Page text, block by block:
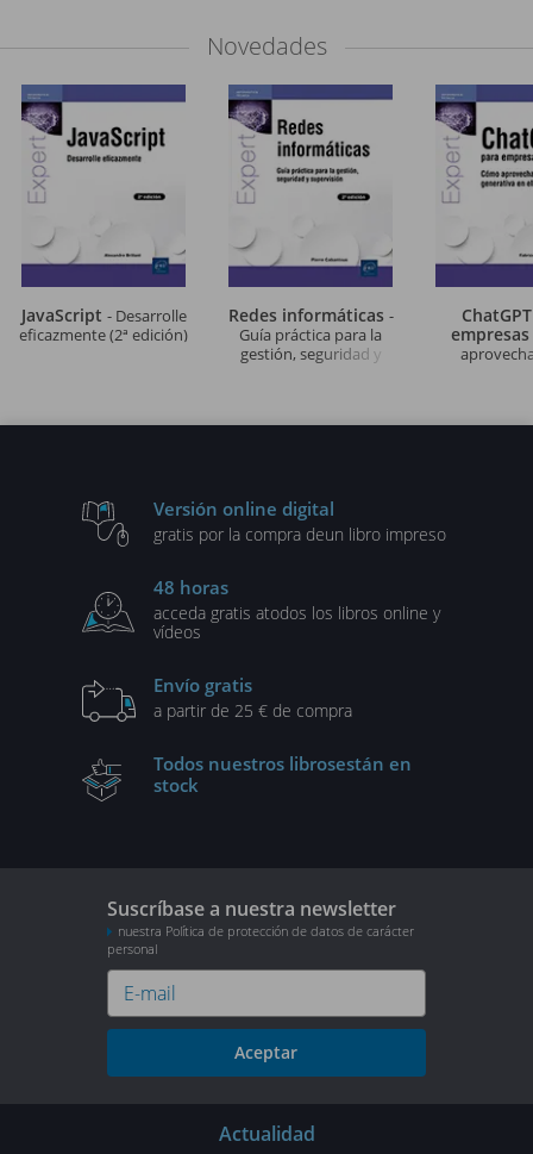
Novedades
JavaScript - Desarrolle
eficazmente (2ª edición)
Redes informáticas -
Guía práctica para la
gestión, seguridad y
empresas
Versión online digital
gratis por la compra deun libro impreso
48 horas
acceda gratis atodos los libros online y
vídeos
Envío gratis
a partir de 25 € de compra
Todos nuestros librosestán en
stock
Suscríbase a nuestra newsletter
nuestra Política de protección de datos de carácter
personal
Aceptar
Actualidad